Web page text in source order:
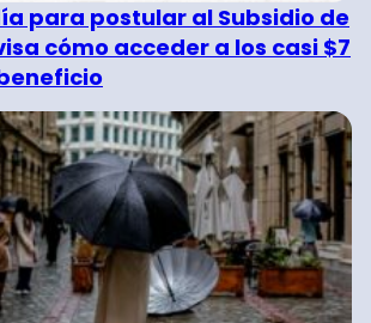
para postular al Subsidio de
cómo acceder a los casi $7